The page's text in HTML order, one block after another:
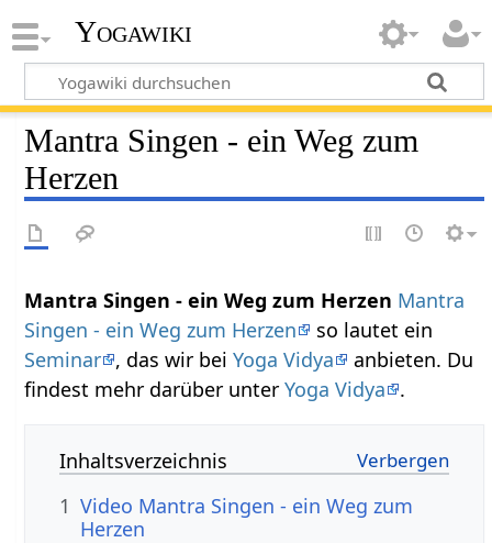
Yogawiki
Mantra Singen - ein Weg zum
Herzen
Mantra Singen - ein Weg zum Herzen Mantra
Singen - ein Weg zum Herzen
so lautet ein
Seminar , das wir beiYoga Vidya
anbieten. Du
findest mehr darüber unterYoga Vidya .
Inhaltsverzeichnis
1 Video Mantra Singen - ein Weg zum
Herzen